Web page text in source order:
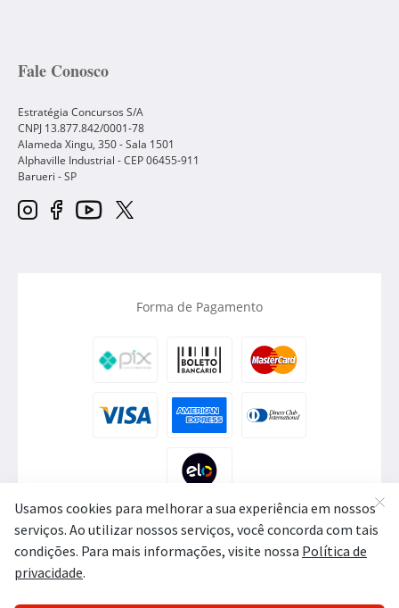
Fale Conosco
Estratégia Concursos S/A
CNPJ 13.877.842/0001-78
Alameda Xingu, 350 - Sala 1501
Alphaville Industrial - CEP06455-911
Barueri -SP
Forma de Pagamento